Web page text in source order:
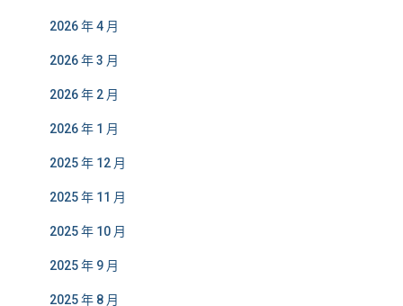
2026 年 4 月
2026 年 3 月
2026 年 2 月
2026 年 1 月
2025 年 12 月
2025 年 11 月
2025 年 10 月
2025 年 9 月
2025 年 8 月